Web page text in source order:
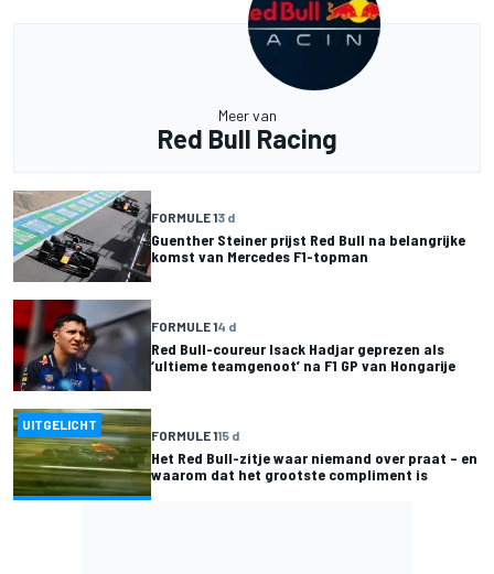
Meer van
Red Bull Racing
FORMULE 13 d
Guenther Steiner prijst Red Bull na belangrijke
komst van Mercedes F1-topman
FORMULE 14 d
Red Bull-coureur Isack Hadjar geprezen als
‘ultieme teamgenoot’ na F1 GP van Hongarije
UITGELICHT
FORMULE 115 d
Het Red Bull-zitje waar niemand over praat – en
waarom dat het grootste compliment is